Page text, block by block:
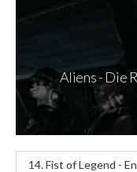
Aliens - Die
14. Fist of Legend -